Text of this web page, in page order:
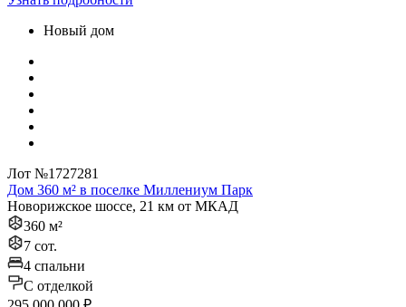
Новый дом
Лот №1727281
Дом 360 м² в поселке Миллениум Парк
Новорижское шоссе, 21 км от МКАД
360 м²
7 сот.
4 спальни
C отделкой